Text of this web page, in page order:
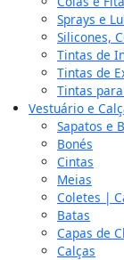
Sprays e
Silicones,
Tintas de
Tintas de
Tintas
Vestuário e
Sapatos e
Bonés
Cintas
Meias
Coletes |
Batas
Capas de
Calças